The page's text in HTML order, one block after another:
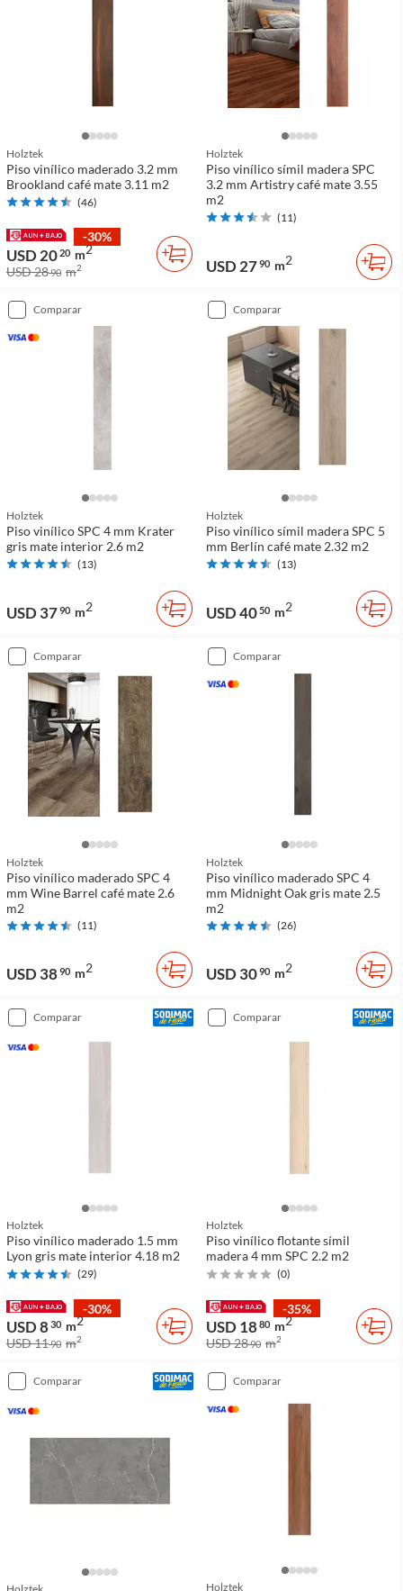
Holztek
Piso vinílico maderado 3.2 mm
Brookland café mate 3.11 m2
(46)
-30%
USD 2020 m2
USD 2890 m2
Holztek
Piso vinílico símil madera SPC
3.2 mm Artistry café mate 3.55
m2
(11)
USD 2790 m2
comparar
Holztek
Piso vinílico SPC 4 mm Krater
gris mate interior 2.6 m2
(13)
USD 3790 m2
comparar
Holztek
Piso vinílico símil madera SPC 5
mm Berlín café mate 2.32 m2
(13)
USD 4050 m2
comparar
Holztek
Piso vinílico maderado SPC 4
mm Wine Barrel café mate 2.6
m2
(11)
USD 3890 m2
comparar
Holztek
Piso vinílico maderado SPC 4
mm Midnight Oak gris mate 2.5
m2
(26)
USD 3090 m2
comparar
Holztek
Piso vinílico maderado 1.5 mm
Lyon gris mate interior 4.18 m2
(29)
-30%
USD 830 m2
USD 1190 m2
comparar
Holztek
Piso vinílico flotante símil
madera 4 mm SPC 2.2 m2
(0)
-35%
USD 1880 m2
USD 2890 m2
comparar comparar
Holztek